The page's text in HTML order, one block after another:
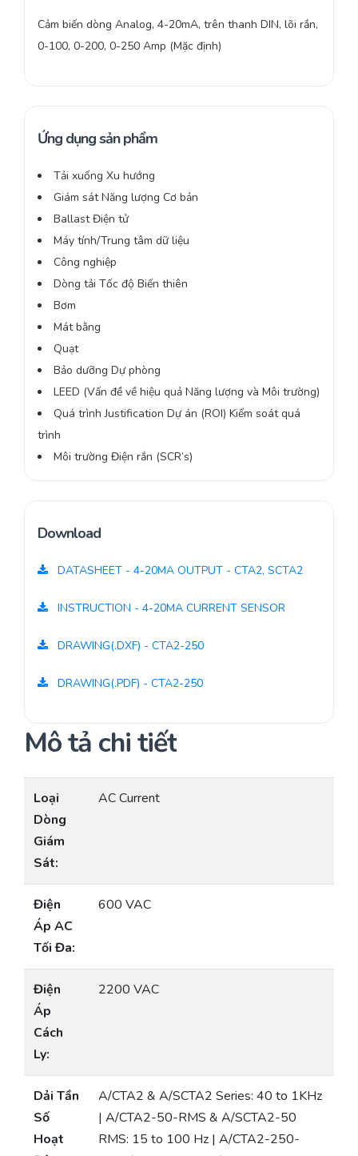
Cảm biến dòng Analog, 4-20mA, trên thanh DIN, lõi rắn,
0-100, 0-200, 0-250 Amp (Mặc định)
Ứng dụng sản phẩm
Tải xuống Xu hướng
Giám sát Năng lượng Cơ bản
Ballast Điện tử
Máy tính/Trung tâm dữ liệu
Công nghiệp
Dòng tải Tốc độ Biến thiên
Bơm
Mát bằng
Quạt
Bảo dưỡng Dự phòng
LEED (Vấn đề về hiệu quả Năng lượng và Môi trường)
Quá trình Justification Dự án (ROI) Kiểm soát quá
trình
Môi trường Điện rắn (SCR’s)
Download
DATASHEET - 4-20MA OUTPUT - CTA2, SCTA2
INSTRUCTION - 4-20MA CURRENT SENSOR
DRAWING(.DXF) - CTA2-250
DRAWING(.PDF) - CTA2-250
Mô tả chi tiết
Loại
Dòng
Giám
Sát:
AC Current
Điện
Áp AC
Tối Đa:
600 VAC
Điện
Áp
Cách
Ly:
2200 VAC
Dải Tần
Số
Hoạt
A/CTA2 & A/SCTA2 Series: 40 to 1KHz
| A/CTA2-50-RMS & A/SCTA2-50
RMS: 15 to 100 Hz | A/CTA2-250-